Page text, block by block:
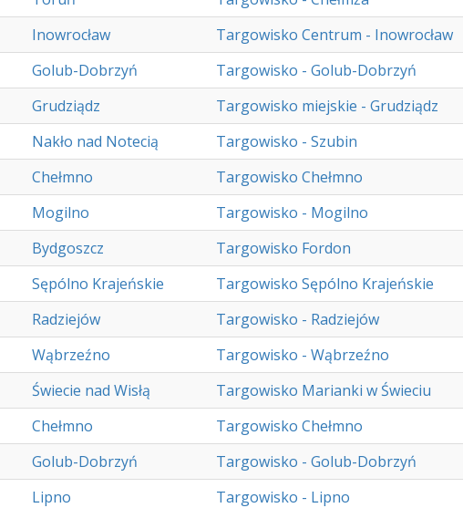
Inowrocław Targowisko Centrum - Inowrocław
Golub-Dobrzyń Targowisko - Golub-Dobrzyń
Grudziądz Targowisko miejskie - Grudziądz
Nakło nad Notecią Targowisko - Szubin
Chełmno Targowisko Chełmno
Mogilno Targowisko - Mogilno
Bydgoszcz Targowisko Fordon
Sępólno Krajeńskie Targowisko Sępólno Krajeńskie
Radziejów Targowisko - Radziejów
Wąbrzeźno Targowisko - Wąbrzeźno
Świecie nad Wisłą Targowisko Marianki w Świeciu
Chełmno Targowisko Chełmno
Golub-Dobrzyń Targowisko - Golub-Dobrzyń
Lipno Targowisko - Lipno